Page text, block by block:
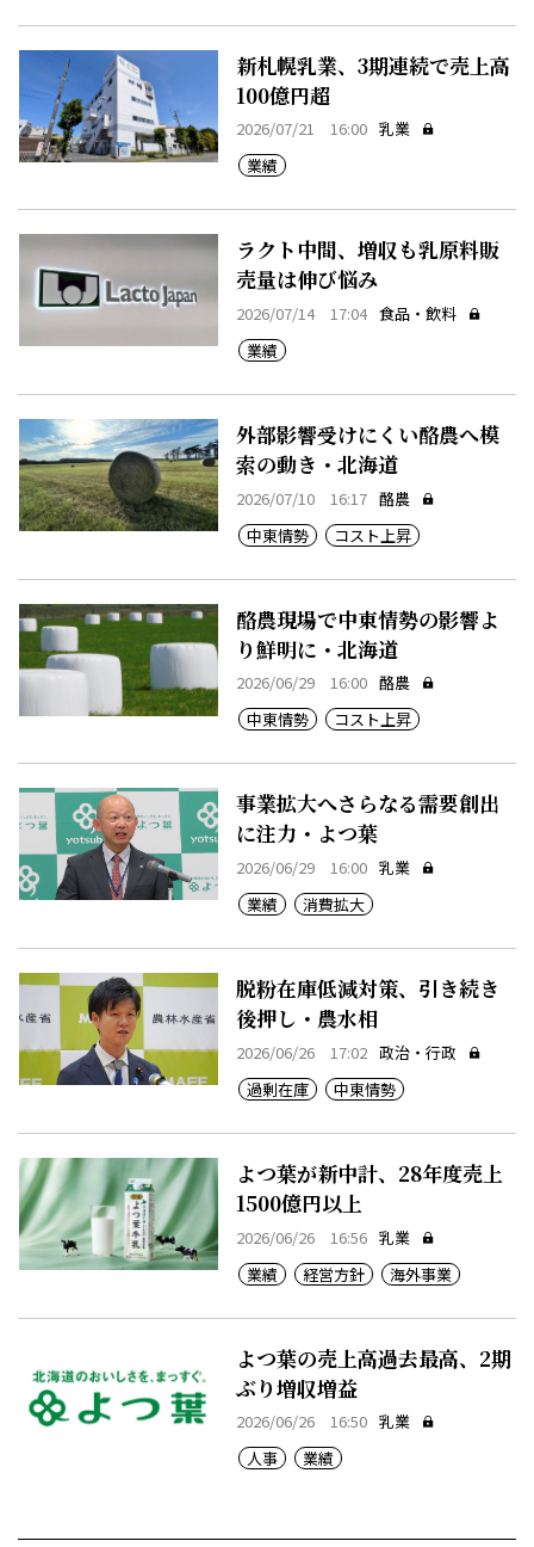
新札幌乳業、3期連続で売上高
100億円超
2026/07/21 16:00 乳業
業績
ラクト中間、増収も乳原料販
売量は伸び悩み
2026/07/14 17:04 食品・飲料
業績
外部影響受けにくい酪農へ模
索の動き・北海道
2026/07/10 16:17 酪農
中東情勢
コスト上昇
酪農現場で中東情勢の影響よ
り鮮明に・北海道
2026/06/29 16:00 酪農
中東情勢
コスト上昇
事業拡大へさらなる需要創出
に注力・よつ葉
2026/06/29 16:00 乳業
業績
消費拡大
脱粉在庫低減対策、引き続き
後押し・農水相
2026/06/26 17:02 政治・行政
過剰在庫
中東情勢
よつ葉が新中計、28年度売上
1500億円以上
2026/06/26 16:56 乳業
業績
経営方針 海外事業
よつ葉の売上高過去最高、2期
ぶり増収増益
2026/06/26 16:50 乳業
人事
業績